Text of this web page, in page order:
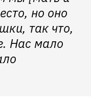
но оно
так что,
Нас мало